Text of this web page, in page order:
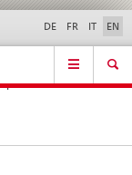
Contact | Support &
DE FR IT EN